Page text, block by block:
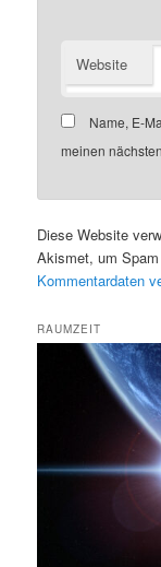
Website
Name, E-
meinen
Diese Website
Akismet, um
Kommentardaten
RAUMZEIT